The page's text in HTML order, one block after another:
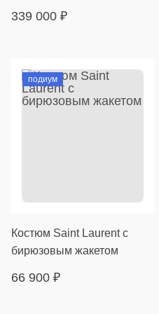
339 000 ₽
подиум
Костюм Saint Laurent с
бирюзовым жакетом
66 900 ₽